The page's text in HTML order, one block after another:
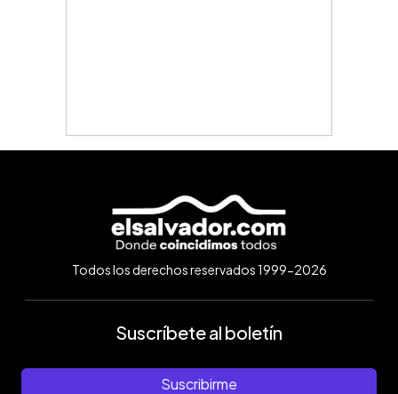
Todos los derechos reservados 1999-2026
Suscríbete al boletín
Suscribirme